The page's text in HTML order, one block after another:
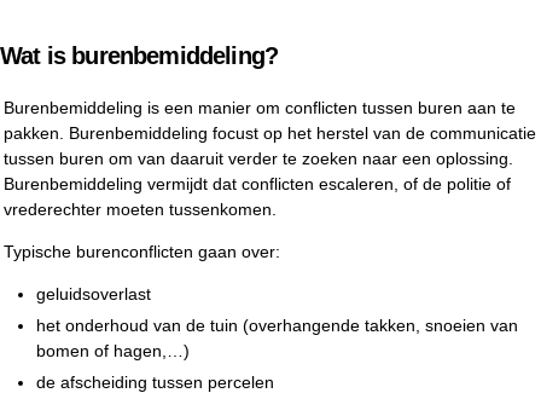
Wat is burenbemiddeling?
Burenbemiddeling is een manier om conflicten tussen buren aan te
pakken. Burenbemiddeling focust op het herstel van de communicatie
tussen buren om van daaruit verder te zoeken naar een oplossing.
Burenbemiddeling vermijdt dat conflicten escaleren, of de politie of
vrederechter moeten tussenkomen.
Typische burenconflicten gaan over:
geluidsoverlast
het onderhoud van de tuin (overhangende takken, snoeien van
bomen of hagen,…)
de afscheiding tussen percelen